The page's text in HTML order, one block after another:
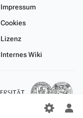
Impressum
Cookies
Lizenz
Internes Wiki